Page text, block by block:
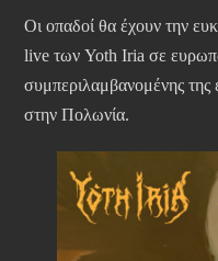
Οι οπαδοί θα έχουν την
live των Yoth Iria σε
συμπεριλαμβανομένης
στην Πολωνία.